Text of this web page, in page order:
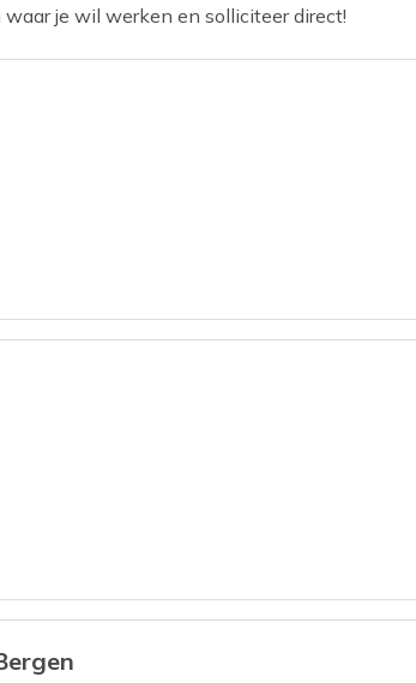
je wil werken en solliciteer direct!